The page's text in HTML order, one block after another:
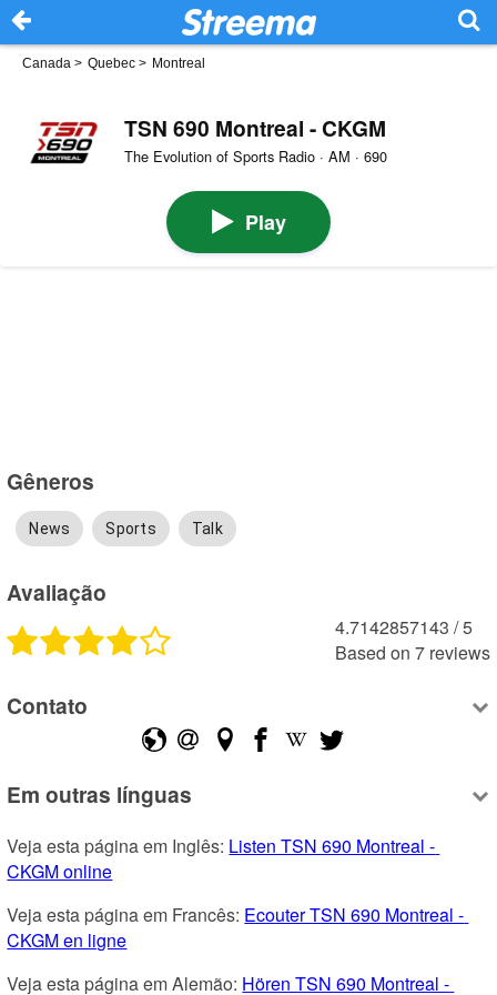
Canada > Quebec > Montreal
TSN 690 Montreal - CKGM
The Evolution of Sports Radio · AM · 690
Play
Gêneros
News Sports Talk
Avaliação
4.7142857143 /5
Based on 7 reviews
Contato
Em outras línguas
Veja esta página em Inglês: Listen TSN 690 Montreal -
CKGM online
Veja esta página em Francês: Ecouter TSN 690 Montreal -
CKGM en ligne
Veja esta página em Alemão: Hören TSN 690 Montreal -